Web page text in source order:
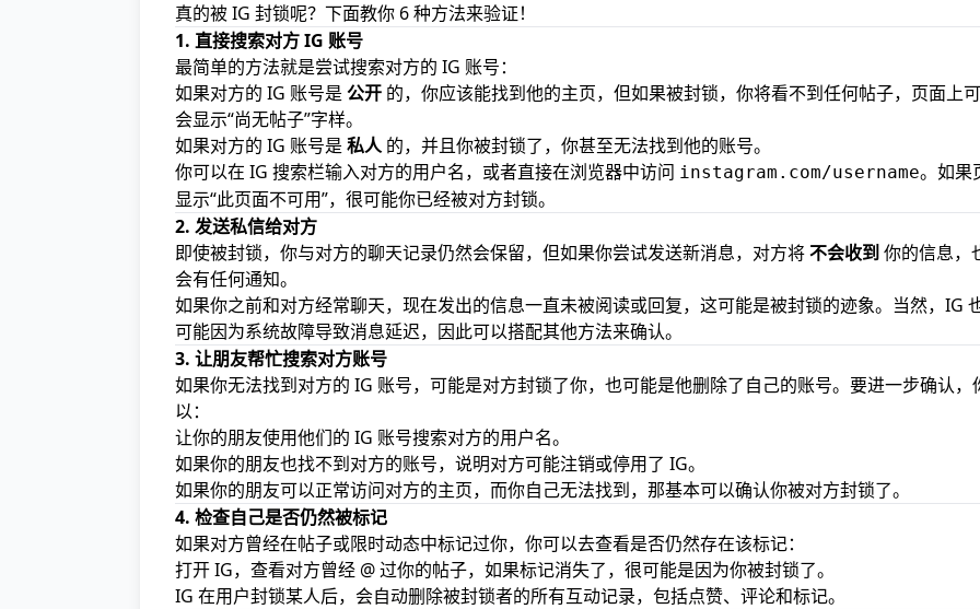
真的被 IG 封锁呢？下面教你 6 种方法来验证！
1. 直接搜索对方 IG 账号
最简单的方法就是尝试搜索对方的 IG 账号：
如果对方的 IG 账号是 公开 的，你应该能找到他的主页，但如果被封锁，你将看不到任何帖子，页面上
会显示“尚无帖子”字样。
如果对方的 IG 账号是 私人的，并且你被封锁了，你甚至无法找到他的账号。
你可以在 IG 搜索栏输入对方的用户名，或者直接在浏览器中访问 instagram.com/username。如果
显示“此页面不可用”，很可能你已经被对方封锁。
2. 发送私信给对方
即使被封锁，你与对方的聊天记录仍然会保留，但如果你尝试发送新消息，对方将不会收到 你的信息，
会有任何通知。
如果你之前和对方经常聊天，现在发出的信息一直未被阅读或回复，这可能是被封锁的迹象。当然，IG
可能因为系统故障导致消息延迟，因此可以搭配其他方法来确认。
3. 让朋友帮忙搜索对方账号
如果你无法找到对方的 IG 账号，可能是对方封锁了你，也可能是他删除了自己的账号。要进一步确认，
以：
让你的朋友使用他们的 IG 账号搜索对方的用户名。
如果你的朋友也找不到对方的账号，说明对方可能注销或停用了 IG。
如果你的朋友可以正常访问对方的主页，而你自己无法找到，那基本可以确认你被对方封锁了。
4. 检查自己是否仍然被标记
如果对方曾经在帖子或限时动态中标记过你，你可以去查看是否仍然存在该标记：
打开 IG，查看对方曾经 @ 过你的帖子，如果标记消失了，很可能是因为你被封锁了。
IG 在用户封锁某人后，会自动删除被封锁者的所有互动记录，包括点赞、评论和标记。